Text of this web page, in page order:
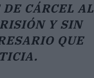
CÁRCEL AL
Y SIN
QUE